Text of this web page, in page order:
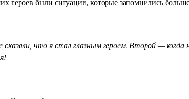
героев были ситуации, которые запомнились больше
что я стал главным героем. Второй — когда